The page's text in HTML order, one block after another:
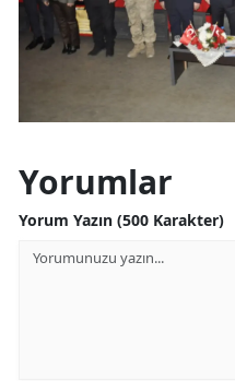
Yorumlar
Yorum Yazın (500 Karakter)